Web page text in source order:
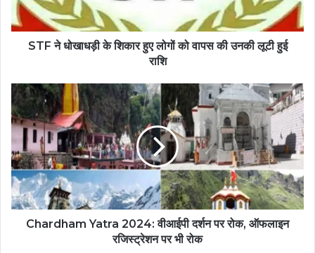
STF ने धोखाधड़ी के शिकार हुए लोगों को वापस की उनकी लूटी हुई
राशि
Chardham Yatra 2024: वीआईपी दर्शन पर रोक, ऑफलाइन
रजिस्ट्रेशन पर भी रोक